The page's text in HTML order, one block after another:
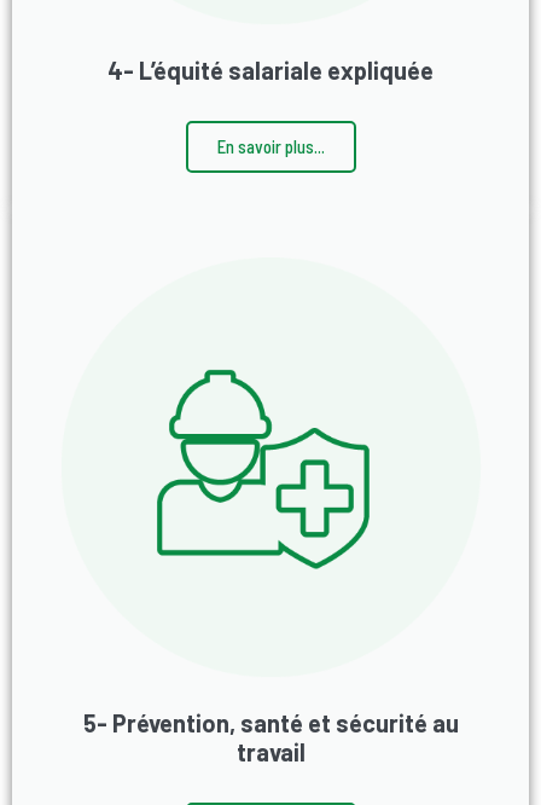
4- L’équité salariale expliquée
En savoir plus...
5- Prévention, santé et sécurité au
travail